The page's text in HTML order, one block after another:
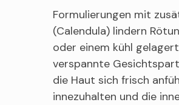
Formulierungen mit
(Calendula) lindern
oder einem kühl
verspannte
die Haut sich frisch
innezuhalten und die